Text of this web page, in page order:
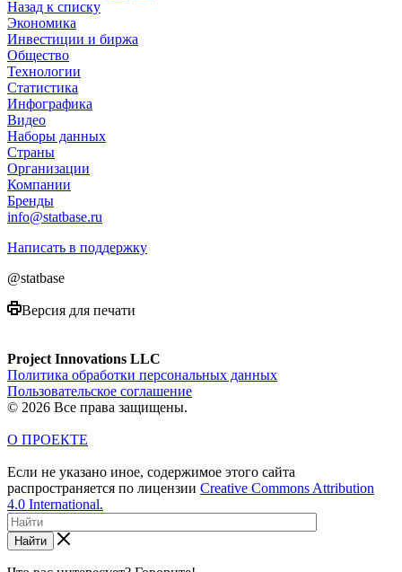
Назад к списку
Экономика
Инвестиции и биржа
Общество
Технологии
Cтатистика
Инфографика
Видео
Наборы данных
Страны
Организации
Компании
Бренды
info@statbase.ru
Написать в поддержку
@statbase
Версия для печати
Project Innovations LLC
Политика обработки персональных данных
Пользовательское соглашение
© 2026 Все права защищены.
О ПРОЕКТЕ
Если не указано иное, содержимое этого сайта
распространяется по лицензии Creative Commons Attribution
4.0 International.
Найти